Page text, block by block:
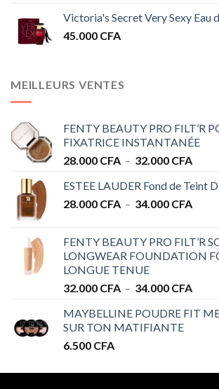
Victoria's Secret Very Sexy Eau
45.000 CFA
MEILLEURS VENTES
FENTY BEAUTY PRO FILT’R
FIXATRICE INSTANTANÉE
28.000 CFA – 32.000 CFAPlage
prix :
ESTEE LAUDER Fond de Teint
28.000 CFA – 34.000 CFAPlage
à
FENTY BEAUTY PRO FILT’R
LONGWEAR FOUNDATION
LONGUE TENUE
32.000 CFA – 34.000 CFAPlage
prix :
MAYBELLINE POUDRE FIT
SUR TON MATIFIANTE
6.500 CFA